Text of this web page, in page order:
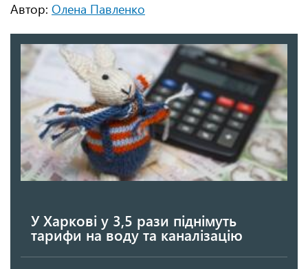
Автор: Олена Павленко
У Харкові у 3,5 рази піднімуть
тарифи на воду та каналізацію